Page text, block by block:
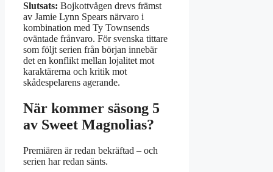
Slutsats: Bojkottvågen drevs främst
av Jamie Lynn Spears närvaro i
kombination med Ty Townsends
oväntade frånvaro. För svenska tittare
som följt serien från början innebär
det en konflikt mellan lojalitet mot
karaktärerna och kritik mot
skådespelarens agerande.
När kommer säsong 5
av Sweet Magnolias?
Premiären är redan bekräftad – och
serien har redan sänts.